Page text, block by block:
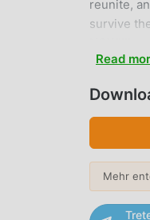
reunite,
survive
neueste
kostenlos
sich
Read
Mehr